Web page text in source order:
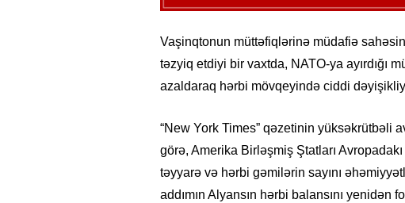
Vaşinqtonun müttəfiqlərinə müdafiə
təzyiq etdiyi bir vaxtda, NATO-ya ayırdığı
azaldaraq hərbi mövqeyində ciddi
“New York Times” qəzetinin yüksəkrütbəli
görə, Amerika Birləşmiş Ştatları
təyyarə və hərbi gəmilərin sayını
addımın Alyansın hərbi balansını yenidən